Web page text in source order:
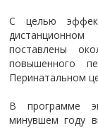
С целью
поставлены
повышенного
Перинатальном
В программе
минувшем году